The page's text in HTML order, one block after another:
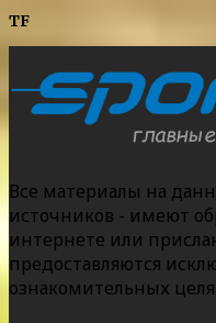
TF
Все материалы на
источников - имеют
интернете или
предоставляются
ознакомительных